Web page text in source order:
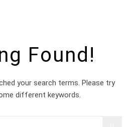
Found!
your search terms. Please try
different keywords.